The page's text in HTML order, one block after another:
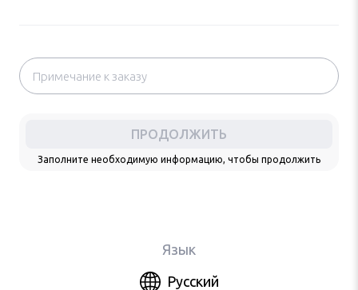
ПРОДОЛЖИТЬ
Заполните необходимую информацию, чтобы продолжить
Язык
Русский